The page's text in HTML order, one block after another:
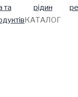
та
рідин
КАТАЛОГ